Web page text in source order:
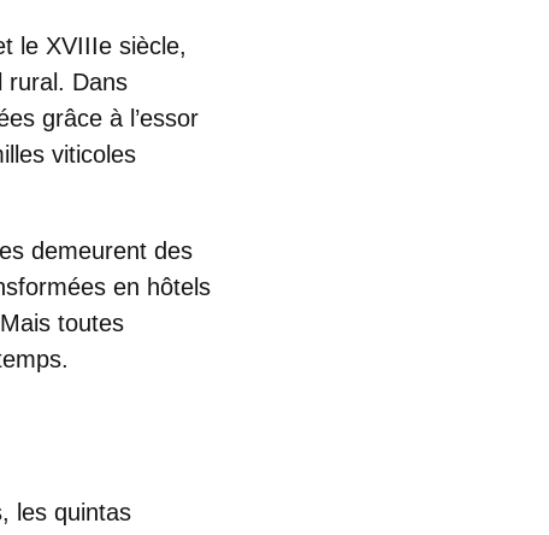
le XVIIIe siècle,
rural . Dans
grâce à l’essor
viticoles
demeurent des
en hôtels
toutes
les quintas